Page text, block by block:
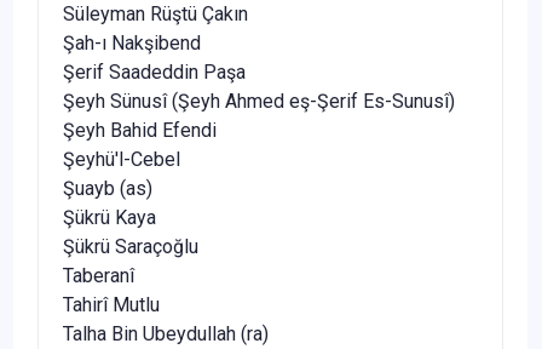
Süleyman Rüştü Çakın
Şah-ı Nakşibend
Şerif Saadeddin Paşa
Şeyh Sünusî (Şeyh Ahmed eş-Şerif Es-Sunusî)
Şeyh Bahid Efendi
Şeyhü'l-Cebel
Şuayb (as)
Şükrü Kaya
Şükrü Saraçoğlu
Taberanî
Tahirî Mutlu
Talha Bin Ubeydullah (ra)